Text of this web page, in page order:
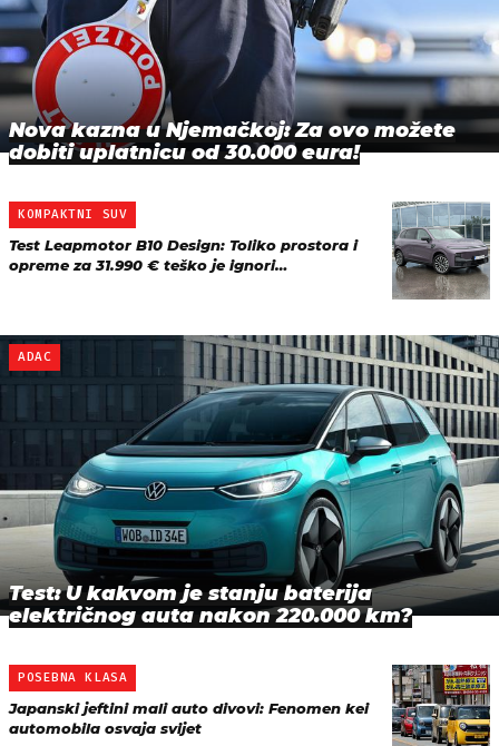
Nova kazna u Njemačkoj: Za ovo možete
dobiti uplatnicu od 30.000 eura!
KOMPAKTNI SUV
Test Leapmotor B10 Design: Toliko prostora i
opreme za 31.990 € teško je ignori…
ADAC
Test: U kakvom je stanju baterija
električnog auta nakon 220.000 km?
POSEBNA KLASA
Japanski jeftini mali auto divovi: Fenomen kei
automobila osvaja svijet